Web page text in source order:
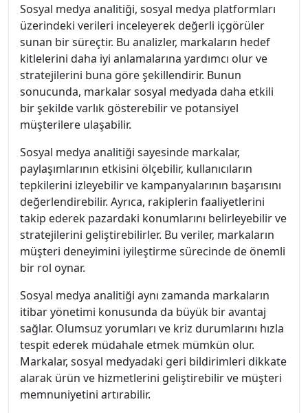
Sosyal medya analitiği, sosyal medya platformları
üzerindeki verileri inceleyerek değerli içgörüler
sunan bir süreçtir. Bu analizler, markaların hedef
kitlelerini daha iyi anlamalarına yardımcı olur ve
stratejilerini buna göre şekillendirir. Bunun
sonucunda, markalar sosyal medyada daha etkili
bir şekilde varlık gösterebilir ve potansiyel
müşterilere ulaşabilir.
Sosyal medya analitiği sayesinde markalar,
paylaşımlarının etkisini ölçebilir, kullanıcıların
tepkilerini izleyebilir ve kampanyalarının başarısını
değerlendirebilir. Ayrıca, rakiplerin faaliyetlerini
takip ederek pazardaki konumlarını belirleyebilir ve
stratejilerini geliştirebilirler. Bu veriler, markaların
müşteri deneyimini iyileştirme sürecinde de önemli
bir rol oynar.
Sosyal medya analitiği aynı zamanda markaların
itibar yönetimi konusunda da büyük bir avantaj
sağlar. Olumsuz yorumları ve kriz durumlarını hızla
tespit ederek müdahale etmek mümkün olur.
Markalar, sosyal medyadaki geri bildirimleri dikkate
alarak ürün ve hizmetlerini geliştirebilir ve müşteri
memnuniyetini artırabilir.